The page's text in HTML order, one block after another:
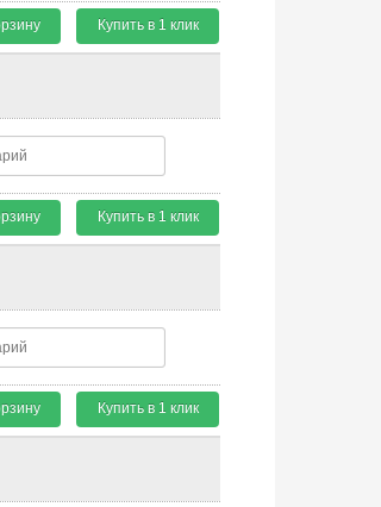
Купить в 1 клик
Купить в 1 клик
Купить в 1 клик